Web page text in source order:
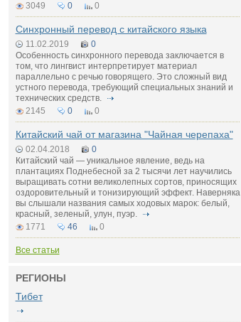
3049
0 0
Синхронный перевод с китайского языка
11.02.2019
0
Особенность синхронного перевода заключается в
том, что лингвист интерпретирует материал
параллельно с речью говорящего. Это сложный вид
устного перевода, требующий специальных знаний и
технических средств.
2145
0 0
Китайский чай от магазина "Чайная черепаха"
02.04.2018
0
Китайский чай — уникальное явление, ведь на
плантациях Поднебесной за 2 тысячи лет научились
выращивать сотни великолепных сортов, приносящих
оздоровительный и тонизирующий эффект. Наверняка
вы слышали названия самых ходовых марок: белый,
красный, зеленый, улун, пуэр.
1771
46 0
Все статьи
РЕГИОНЫ
Тибет